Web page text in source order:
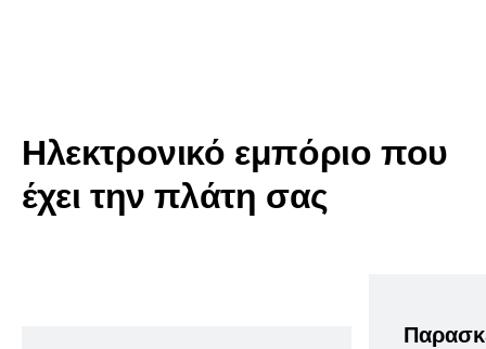
Ηλεκτρονικό εμπόριο που
έχει την πλάτη σας